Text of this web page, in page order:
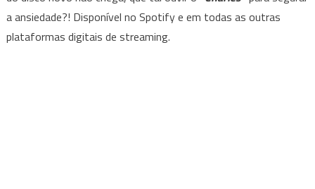
a ansiedade?! Disponível no Spotify e em todas as outras
plataformas digitais de streaming.